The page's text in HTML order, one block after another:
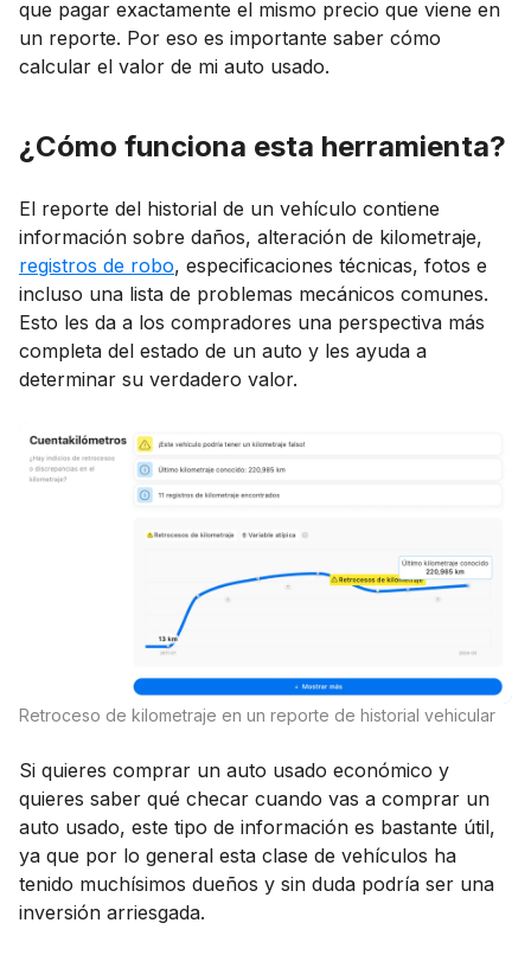
que pagar exactamente el mismo precio que viene en
un reporte. Por eso es importante saber cómo
calcular el valor de mi auto usado.
¿Cómo funciona esta herramienta?
El reporte del historial de un vehículo contiene
información sobre daños, alteración de kilometraje,
registros de robo, especificaciones técnicas, fotos e
incluso una lista de problemas mecánicos comunes.
Esto les da a los compradores una perspectiva más
completa del estado de un auto y les ayuda a
determinar su verdadero valor.
Retroceso de kilometraje en un reporte de historial vehicular
Si quieres comprar un auto usado económico y
quieres saber qué checar cuando vas a comprar un
auto usado, este tipo de información es bastante útil,
ya que por lo general esta clase de vehículos ha
tenido muchísimos dueños y sin duda podría ser una
inversión arriesgada.